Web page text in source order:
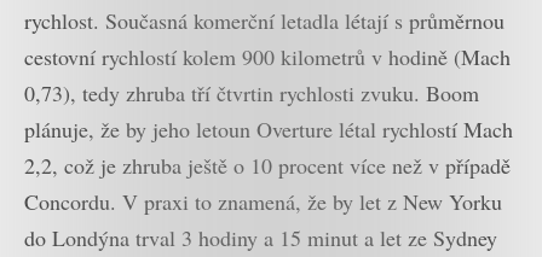
rychlost. Současná komerční letadla létají s průměrnou
cestovní rychlostí kolem 900 kilometrů v hodině (Mach
0,73), tedy zhruba tří čtvrtin rychlosti zvuku. Boom
plánuje, že by jeho letoun Overture létal rychlostí Mach
2,2, což je zhruba ještě o 10 procent více než v případě
Concordu. V praxi to znamená, že by let z New Yorku
do Londýna trval 3 hodiny a 15 minut a let ze Sydney